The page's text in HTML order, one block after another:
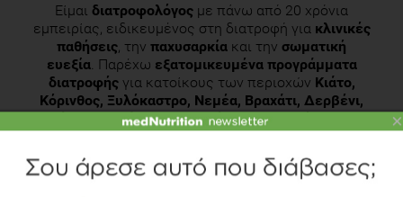
Είμαι διατροφολόγος με πάνω από 20 χρόνια
εμπειρίας, ειδικευμένος στη διατροφή για κλινικές
παθήσεις , την παχυσαρκία και την σωματική
ευεξία. Παρέχω εξατομικευμένα προγράμματα
διατροφήςγια κατοίκους των περιοχών Κιάτο,
Κόρινθος, Ξυλόκαστρο, Νεμέα, Βραχάτι, Δερβένι,
καθώς και για άλλες περιοχές της Κορινθίας. Εκτός
από τοδιατολογικό μου γραφείο στο Κιάτο,
προσφέρω
κατ' οίκον υπηρεσίες διατροφής και
online συνεδρίες διατροφής για ευκολία και άμεση
×